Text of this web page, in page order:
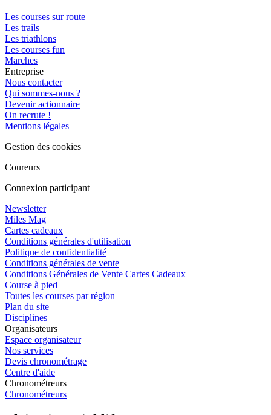
Les courses sur route
Les trails
Les triathlons
Les courses fun
Marches
Entreprise
Nous contacter
Qui sommes-nous ?
Devenir actionnaire
On recrute !
Mentions légales
Gestion des cookies
Coureurs
Connexion participant
Newsletter
Miles Mag
Cartes cadeaux
Conditions générales d'utilisation
Politique de confidentialité
Conditions générales de vente
Conditions Générales de Vente Cartes Cadeaux
Course à pied
Toutes les courses par région
Plan du site
Disciplines
Organisateurs
Espace organisateur
Nos services
Devis chronométrage
Centre d'aide
Chronométreurs
Chronométreurs